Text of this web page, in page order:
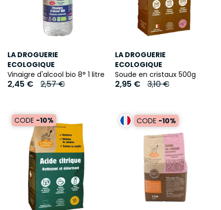
LA DROGUERIE
ECOLOGIQUE
Vinaigre d'alcool bio 8° 1 litre
2,45 € 2,57 €
LA DROGUERIE
ECOLOGIQUE
Soude en cristaux 500g
2,95 € 3,10 €
CODE -10% CODE -10%